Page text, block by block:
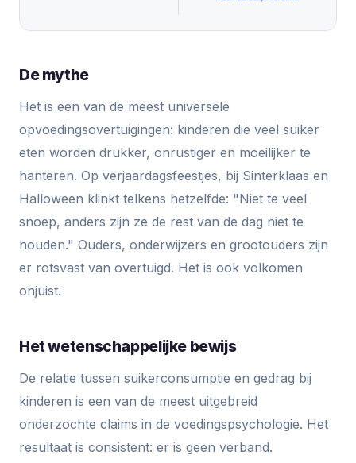
De mythe
Het is een van de meest universele
opvoedingsovertuigingen: kinderen die veel suiker
eten worden drukker, onrustiger en moeilijker te
hanteren. Op verjaardagsfeestjes, bij Sinterklaas en
Halloween klinkt telkens hetzelfde: "Niet te veel
snoep, anders zijn ze de rest van de dag niet te
houden." Ouders, onderwijzers en grootouders zijn
er rotsvast van overtuigd. Het is ook volkomen
onjuist.
Het wetenschappelijke bewijs
De relatie tussen suikerconsumptie en gedrag bij
kinderen is een van de meest uitgebreid
onderzochte claims in de voedingspsychologie. Het
resultaat is consistent: er is geen verband.